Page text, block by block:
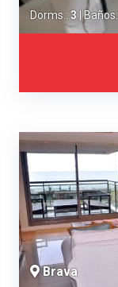
Dorms.: 3 | Baños:
Brava